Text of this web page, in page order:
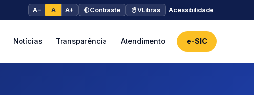
A− A A+ Contraste VLibras Acessibilidade
Notícias Transparência Atendimento e-SIC